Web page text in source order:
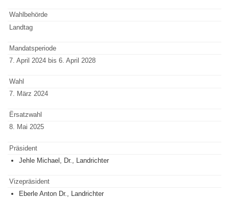
Wahlbehörde
Landtag
Mandatsperiode
7. April 2024 bis 6. April 2028
Wahl
7. März 2024
Ërsatzwahl
8. Mai 2025
Präsident
Jehle Michael, Dr., Landrichter
Vizepräsident
Eberle Anton Dr., Landrichter